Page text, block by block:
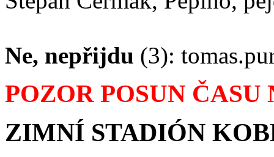
Ne, nepřijdu (3):
POZOR POSUN ČASU
ZIMNÍ STADIÓN